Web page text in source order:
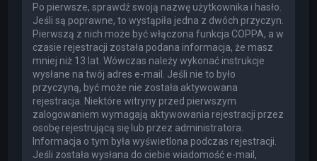
Po pierwsze, sprawdź swoją nazwę użytkownika i hasło.
Jeśli są poprawne, to wystąpiła jedna z dwóch przyczyn.
Pierwszą z nich może być włączona funkcja COPPA, a w
czasie rejestracji została podana informacja, że masz
mniej niż 13 lat. Wówczas należy wykonać instrukcje
wysłane na twój adres e-mail. Jeśli nie to było
przyczyną, być może nie została aktywowana
rejestracja. Niektóre witryny przed pierwszym
zalogowaniem wymagają aktywowania rejestracji przez
osobę rejestrującą się lub przez administratora.
Informacja o tym była wyświetlona podczas rejestracji.
Jeśli została wysłana do ciebie wiadomość e-mail,